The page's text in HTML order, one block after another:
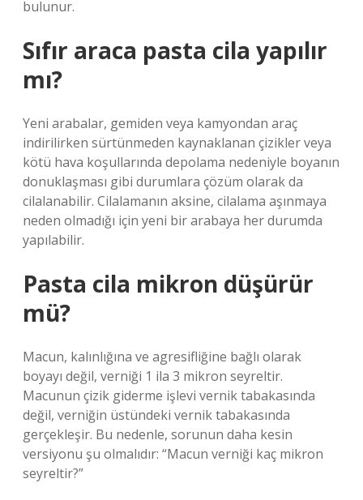
bulunur.
Sıfır araca pasta cila yapılır
mı?
Yeni arabalar, gemiden veya kamyondan araç
indirilirken sürtünmeden kaynaklanan çizikler veya
kötü hava koşullarında depolama nedeniyle boyanın
donuklaşması gibi durumlara çözüm olarak da
cilalanabilir. Cilalamanın aksine, cilalama aşınmaya
neden olmadığı için yeni bir arabaya her durumda
yapılabilir.
Pasta cila mikron düşürür
mü?
Macun, kalınlığına ve agresifliğine bağlı olarak
boyayı değil, verniği 1 ila 3 mikron seyreltir.
Macunun çizik giderme işlevi vernik tabakasında
değil, verniğin üstündeki vernik tabakasında
gerçekleşir. Bu nedenle, sorunun daha kesin
versiyonu şu olmalıdır: “Macun verniği kaç mikron
seyreltir?”